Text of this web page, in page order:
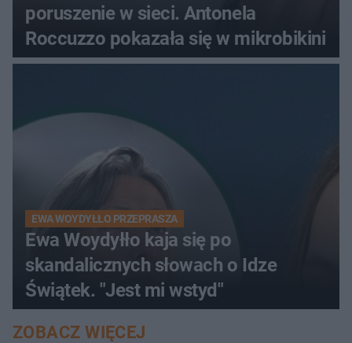
poruszenie w sieci. Antonela
Roccuzzo pokazała się w mikrobikini
EWA WOYDYŁŁO PRZEPRASZA
Ewa Woydyłło kaja się po
skandalicznych słowach o Idze
Świątek. "Jest mi wstyd"
ZOBACZ WIĘCEJ